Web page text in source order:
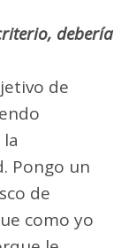
debería
de
Pongo un
de
como yo